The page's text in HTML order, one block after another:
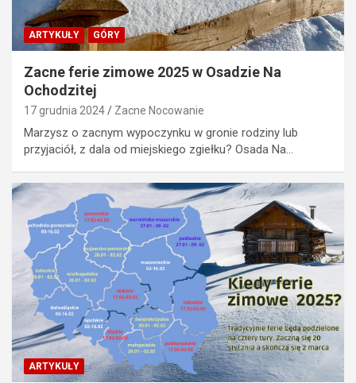
ARTYKUŁY GÓRY
Zacne ferie zimowe 2025 w Osadzie Na
Ochodzitej
17 grudnia 2024 Zacne Nocowanie
Marzysz o zacnym wypoczynku w gronie rodziny lub
przyjaciół, z dala od miejskiego zgiełku? Osada Na…
ARTYKUŁY